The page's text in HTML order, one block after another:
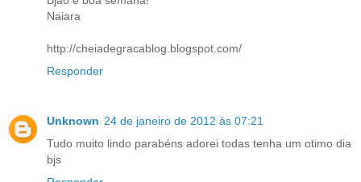
Naiara
http://cheiadegracablog.blogspot.com/
Responder
Unknown 24 de janeiro de 2012 às 07:21
Tudo muito lindo parabéns adorei todas tenha um otimo dia
bjs